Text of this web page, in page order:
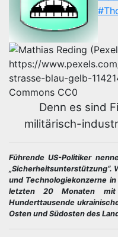
Denn es sind
militärisch-
Führende US-Politiker
„Sicherheitsunterstützung“.
und Technologiekonzerne
letzten 20 Monaten mit
Hunderttausende
Osten und Südosten des